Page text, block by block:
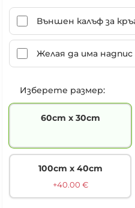
Изберете размер:
60cm х 30cm
100cm х 40cm
+40.00 €
Външен калъф за
Желая да има надпис